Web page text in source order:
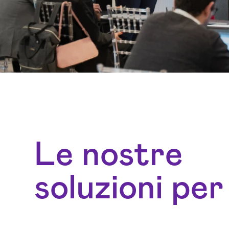
Le nostre
soluzioni